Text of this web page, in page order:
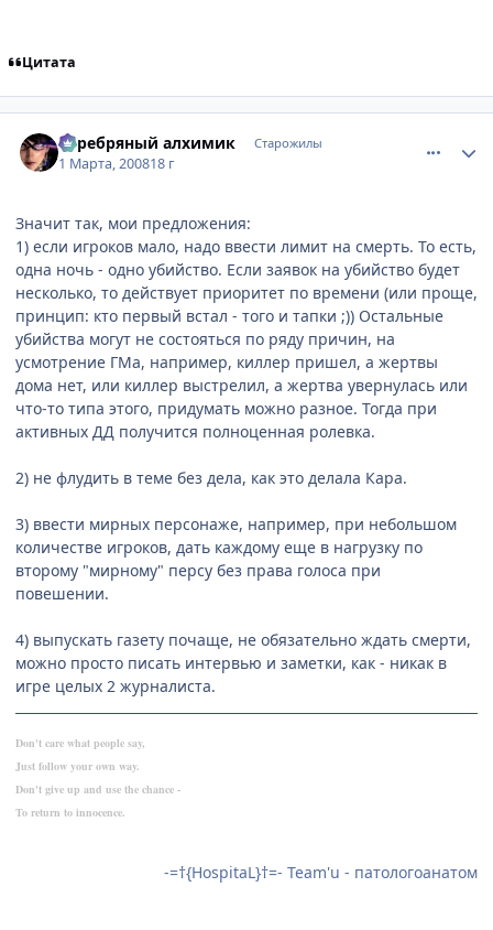
Цитата
Серебряный алхимик Старожилы
1 Марта, 200818 г
Значит так, мои предложения:
1) если игроков мало, надо ввести лимит на смерть. То есть,
одна ночь - одно убийство. Если заявок на убийство будет
несколько, то действует приоритет по времени (или проще,
принцип: кто первый встал - того и тапки ;)) Остальные
убийства могут не состояться по ряду причин, на
усмотрение ГМа, например, киллер пришел, а жертвы
дома нет, или киллер выстрелил, а жертва увернулась или
что-то типа этого, придумать можно разное. Тогда при
активных ДД получится полноценная ролевка.
2) не флудить в теме без дела, как это делала Кара.
3) ввести мирных персонаже, например, при небольшом
количестве игроков, дать каждому еще в нагрузку по
второму "мирному" персу без права голоса при
повешении.
4) выпускать газету почаще, не обязательно ждать смерти,
можно просто писать интервью и заметки, как - никак в
игре целых 2 журналиста.
Don't care what people say,
Just follow your own way.
Don't give up and use the chance -
To return to innocence.
-=†{HospitaL}†=- Team'u - патологоанатом